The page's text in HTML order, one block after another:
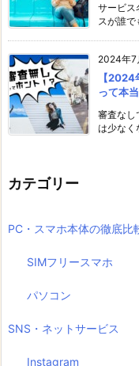
サービス
スが誰で
2024年7
【
って本
審査なし
は少なく
カテゴリー
PC・スマホ本体の徹底比
SIMフリースマホ
パソコン
SNS・ネットサービス
Instagram